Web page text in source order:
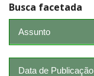
Busca facetada
Assunto
Data de Publicação